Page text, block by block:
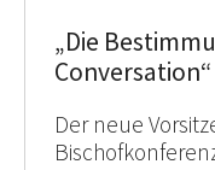
„Die
Conversation“
Der neue